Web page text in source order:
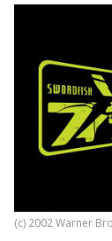
(c) 2002 Warner